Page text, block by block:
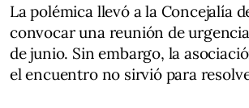
La polémica llevó a la Concejalía
convocar una reunión de urgencia
de junio. Sin embargo, la
el encuentro no sirvió para